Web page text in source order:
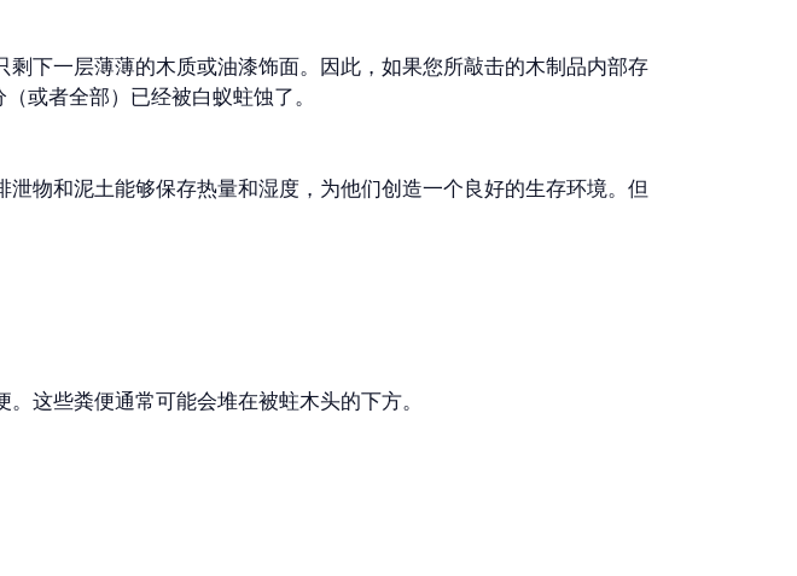
下一层薄薄的木质或油漆饰面。因此，如果您所敲击的木制品内部存
或者全部）已经被白蚁蛀蚀了。
物和泥土能够保存热量和湿度，为他们创造一个良好的生存环境。但
这些粪便通常可能会堆在被蛀木头的下方。